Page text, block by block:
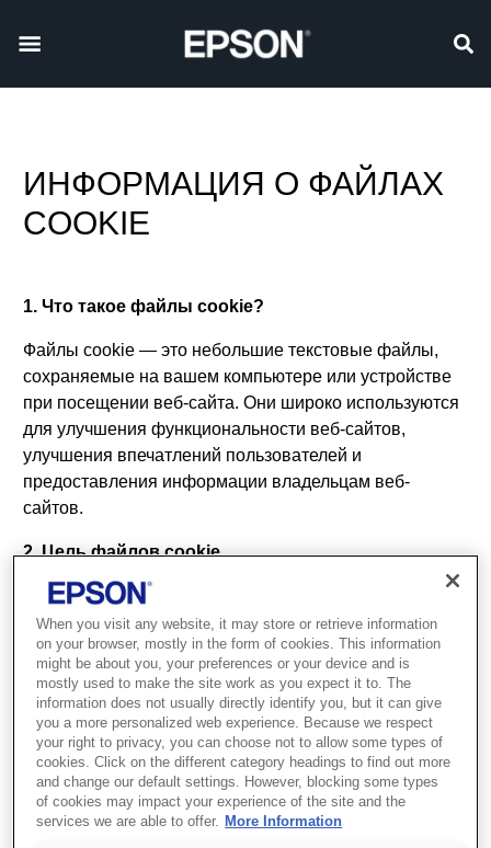
ИНФОРМАЦИЯ О ФАЙЛАХ
COOKIE
1. Что такое файлы cookie?
Файлы cookie — это небольшие текстовые файлы,
сохраняемые на вашем компьютере или устройстве
при посещении веб-сайта. Они широко используются
для улучшения функциональности веб-сайтов,
улучшения впечатлений пользователей и
предоставления информации владельцам веб-
сайтов.
2. Цель файлов cookie
Мы используем файлы cookie, чтобы сделать ваше
взаимодействие с нашим веб-сайтом более
эффективным и приятным. Файлы cookie помогают
нам:
• Понимать и улучшать то, как посетители
используют наш веб-сайт.
• Обеспечивать персонализированные впечатления
путем запоминания ваших предпочтений.
When you visit any website, it may store or retrieve information
on your browser, mostly in the form of cookies. This information
might be about you, your preferences or your device and is
mostly used to make the site work as you expect it to. The
information does not usually directly identify you, but it can give
you a more personalized web experience. Because we respect
your right to privacy, you can choose not to allow some types of
cookies. Click on the different category headings to find out more
and change our default settings. However, blocking some types
of cookies may impact your experience of the site and the
services we are able to offer. More Information